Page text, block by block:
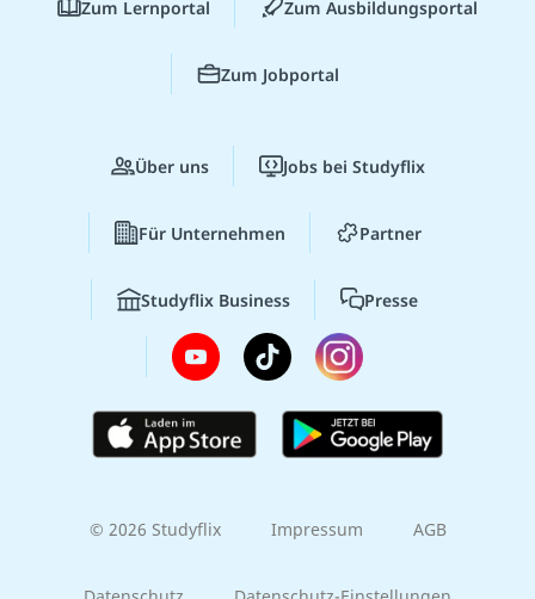
Zum Lernportal Zum Ausbildungsportal
Zum Jobportal
Über uns Jobs bei Studyflix
Für Unternehmen Partner
Studyflix Business Presse
© 2026 Studyflix Impressum AGB